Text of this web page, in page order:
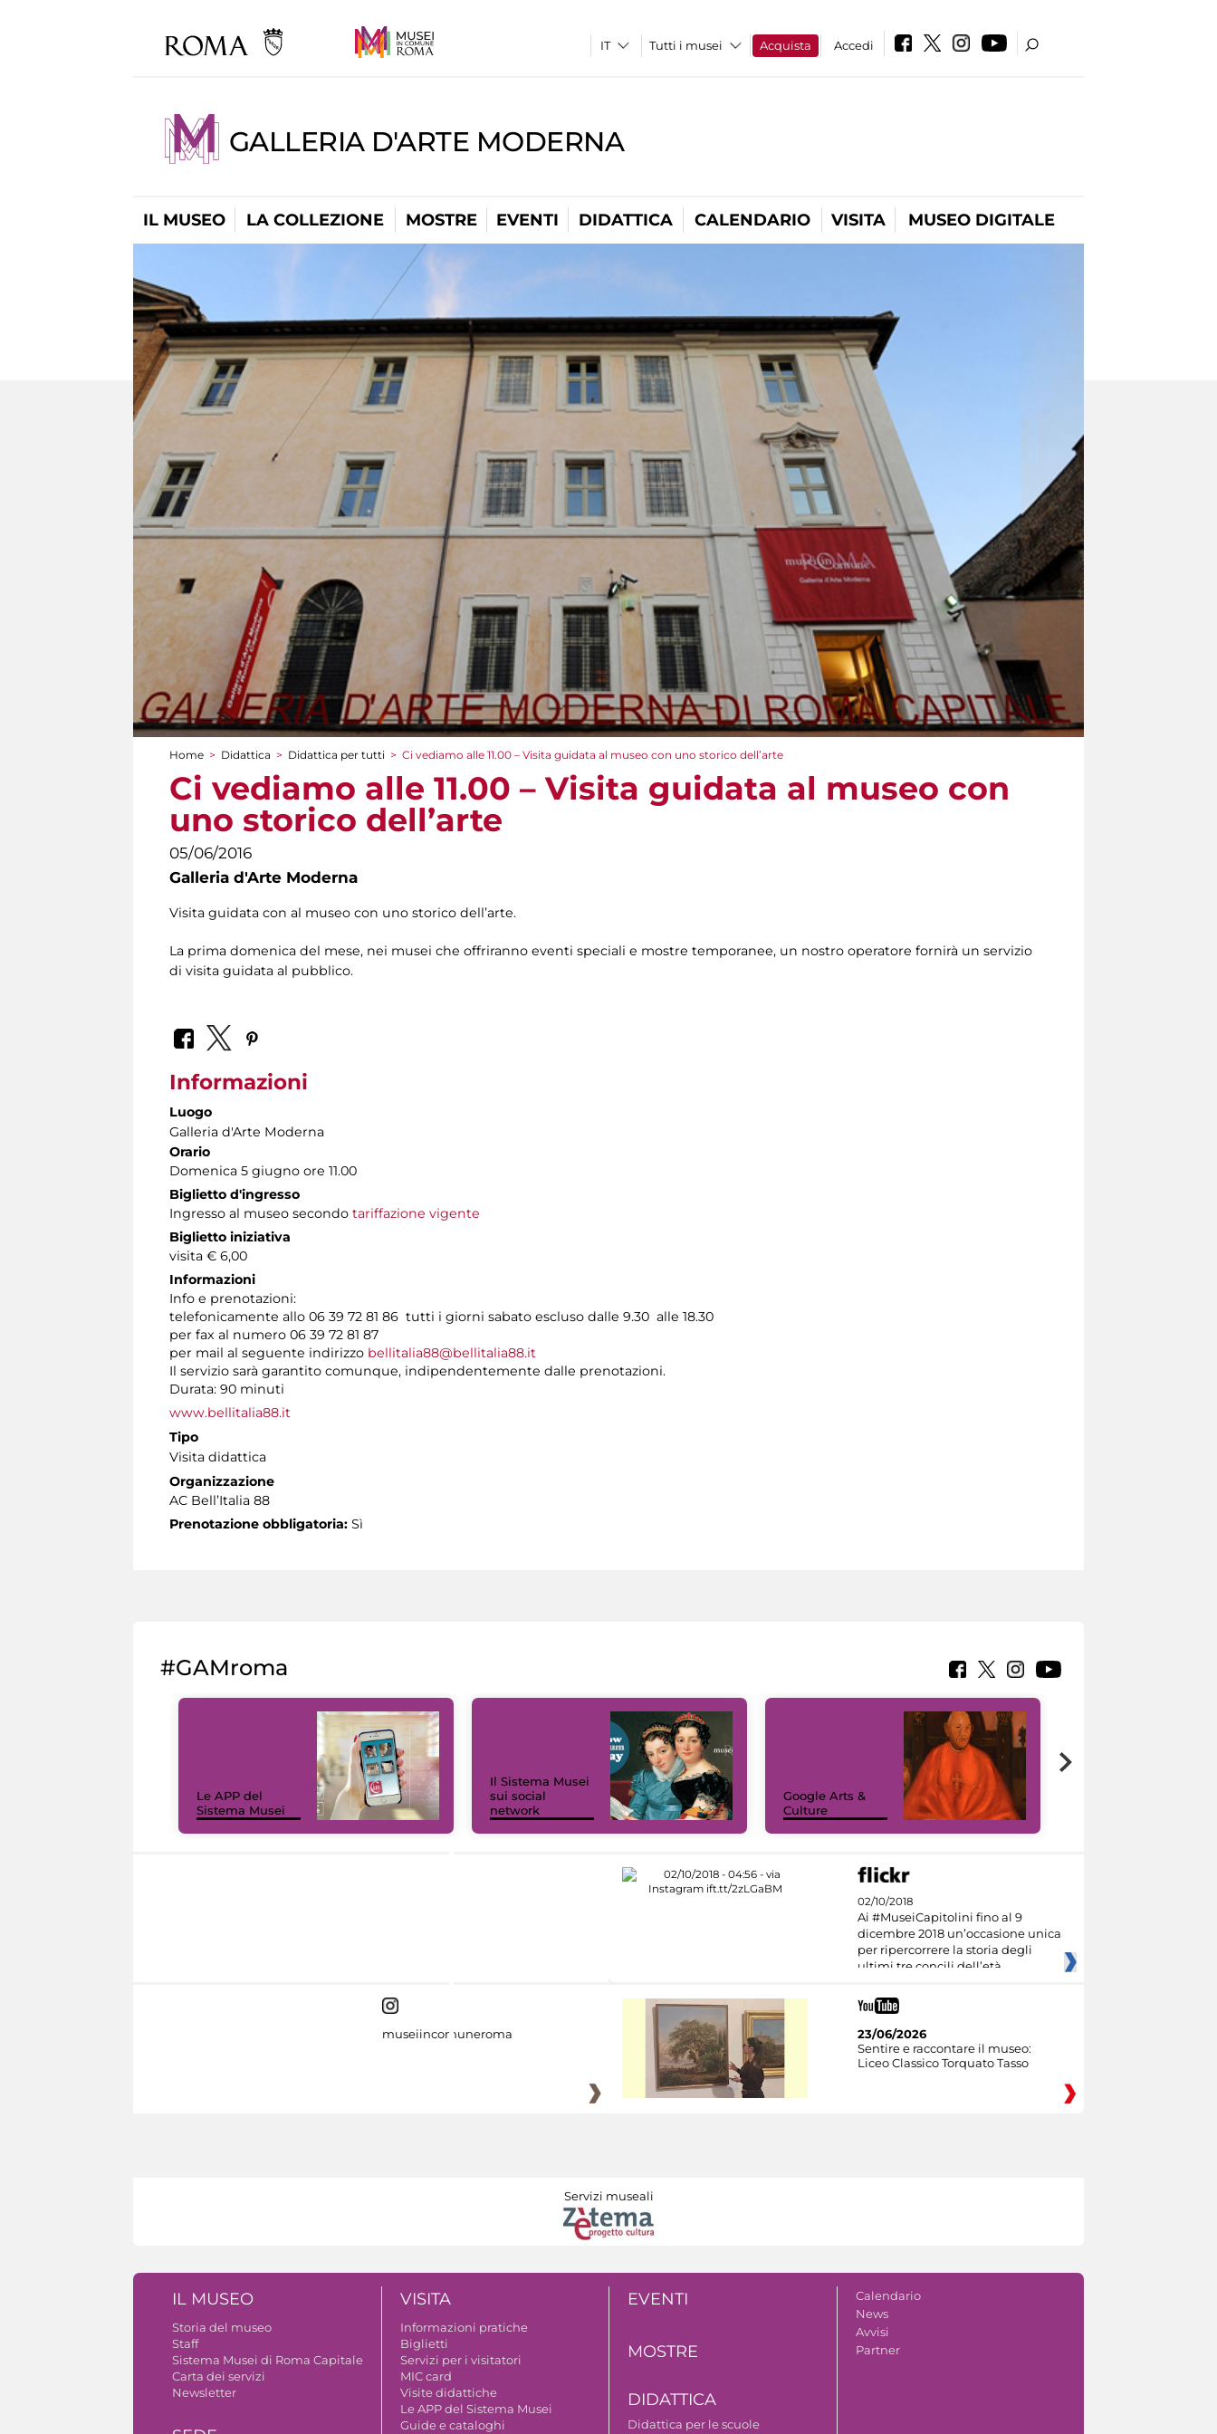
Tutti i musei Acquista Accedi
GALLERIA D'ARTE MODERNA
IL MUSEO LA COLLEZIONE MOSTRE EVENTI DIDATTICA CALENDARIO VISITA MUSEO DIGITALE
Tu sei qui
Home > Didattica > Didattica per tutti > Ci vediamo alle 11.00 – Visita guidata al museo con uno storico dell’arte
Ci vediamo alle 11.00 – Visita guidata al museo con
uno storico dell’arte
05/06/2016
Galleria d'Arte Moderna
Visita guidata con al museo con uno storico dell’arte.
La prima domenica del mese, nei musei che offriranno eventi speciali e mostre temporanee, un nostro operatore fornirà un servizio
di visita guidata al pubblico.
Informazioni
Luogo
Galleria d'Arte Moderna
Orario
Domenica 5 giugno ore 11.00
Biglietto d'ingresso
Ingresso al museo secondo tariffazione vigente
Biglietto iniziativa
visita € 6,00
Informazioni
Info e prenotazioni:
telefonicamente allo 06 39 72 81 86 tutti i giorni sabato escluso dalle 9.30 alle 18.30
per fax al numero 06 39 72 81 87
per mail al seguente indirizzo bellitalia88@bellitalia88.it
Il servizio sarà garantito comunque, indipendentemente dalle prenotazioni.
Durata: 90 minuti
www.bellitalia88.it
Tipo
Visita didattica
Organizzazione
AC Bell’Italia 88
Prenotazione obbligatoria: Sì
#GAMroma
Le APP del
Sistema Musei
Il Sistema Musei
sui social
network
Google Arts &
Culture
02/10/2018
Ai #MuseiCapitolini fino al 9
dicembre 2018 un’occasione unica
per ripercorrere la storia degli
ultimi tre concili dell’età
museiincomuneroma
23/06/2026
Sentire e raccontare il museo:
Liceo Classico Torquato Tasso
Servizi museali
IL MUSEO
Storia del museo
Staff
Sistema Musei di Roma Capitale
Carta dei servizi
Newsletter
VISITA
Informazioni pratiche
Biglietti
Servizi per i visitatori
MIC card
Visite didattiche
Le APP del Sistema Musei
Guide e cataloghi
EVENTI
MOSTRE
DIDATTICA
Didattica per le scuole
Calendario
News
Avvisi
Partner